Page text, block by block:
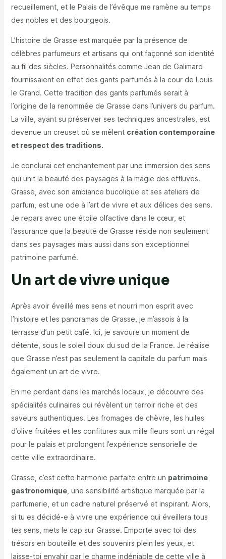
recueillement, et le Palais de l’évêque me ramène au temps
des nobles et des bourgeois.
L’histoire de Grasse est marquée par la présence de
célèbres parfumeurs et artisans qui ont façonné son identité
au fil des siècles. Personnalités comme Jean de Galimard
fournissaient en effet des gants parfumés à la cour de Louis
le Grand. Cette tradition des gants parfumés serait à
l’origine de la renommée de Grasse dans l’univers du parfum.
La ville, ayant su préserver ses techniques ancestrales, est
devenue un creuset où se mêlent création contemporaine
et respect des traditions.
Je conclurai cet enchantement par une immersion des sens
qui unit la beauté des paysages à la magie des effluves.
Grasse, avec son ambiance bucolique et ses ateliers de
parfum, est une ode à l’art de vivre et aux délices des sens.
Je repars avec une étoile olfactive dans le cœur, et
l’assurance que la beauté de Grasse réside non seulement
dans ses paysages mais aussi dans son exceptionnel
patrimoine parfumé.
Un art de vivre unique
Après avoir éveillé mes sens et nourri mon esprit avec
l’histoire et les panoramas de Grasse, je m’assois à la
terrasse d’un petit café. Ici, je savoure un moment de
détente, sous le soleil doux du sud de la France. Je réalise
que Grasse n’est pas seulement la capitale du parfum mais
également un art de vivre.
En me perdant dans les marchés locaux, je découvre des
spécialités culinaires qui révèlent un terroir riche et des
saveurs authentiques. Les fromages de chèvre, les huiles
d’olive fruitées et les confitures aux mille fleurs sont un régal
pour le palais et prolongent l’expérience sensorielle de
cette ville extraordinaire.
Grasse, c’est cette harmonie parfaite entre un patrimoine
gastronomique, une sensibilité artistique marquée par la
parfumerie, et un cadre naturel préservé et inspirant. Alors,
si tu es décidé-e à vivre une expérience qui éveillera tous
tes sens, mets le cap sur Grasse. Emporte avec toi des
trésors en bouteille et des souvenirs plein les yeux, et
laisse-toi envahir par le charme indéniable de cette ville à